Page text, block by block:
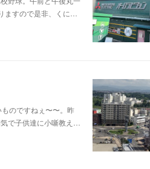
ますので是非、くに…
のですねぇ〜〜。昨
で子供達に小噺教え…